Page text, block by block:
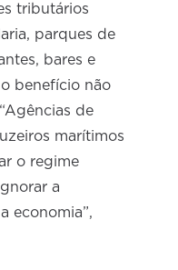
tributários
parques de
bares e
benefício não
de
marítimos
o regime
a
economia”,